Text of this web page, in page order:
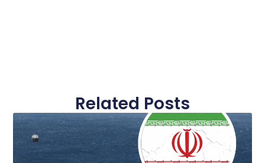
Related Posts